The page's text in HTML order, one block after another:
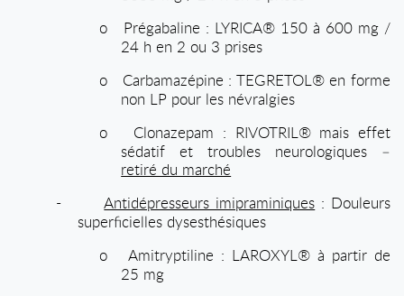
o
Prégabaline : LYRICA® 150 à 600 mg /
24 h en 2 ou 3 prises
o
Carbamazépine : TEGRETOL® en forme
non LP pour les névralgies
o
Clonazepam : RIVOTRIL® mais effet
sédatif et troubles neurologiques –
retiré du marché
-
Antidépresseurs imipraminiques : Douleurs
superficielles dysesthésiques
o
Amitryptiline : LAROXYL® à partir de
25 mg